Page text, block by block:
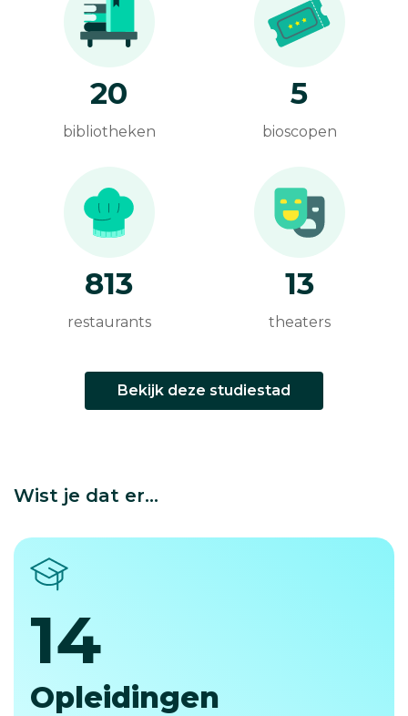
20
bibliotheken
5
bioscopen
813
restaurants
13
theaters
Bekijk deze studiestad
Wist je dat er...
14
14
Opleidingen